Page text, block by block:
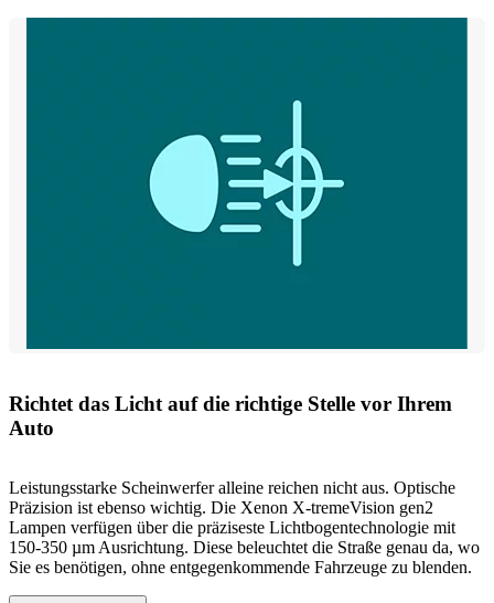
Richtet das Licht auf die richtige Stelle vor Ihrem
Auto
Leistungsstarke Scheinwerfer alleine reichen nicht aus. Optische
Präzision ist ebenso wichtig. Die Xenon X-tremeVision gen2
Lampen verfügen über die präziseste Lichtbogentechnologie mit
150-350 µm Ausrichtung. Diese beleuchtet die Straße genau da, wo
Sie es benötigen, ohne entgegenkommende Fahrzeuge zu blenden.